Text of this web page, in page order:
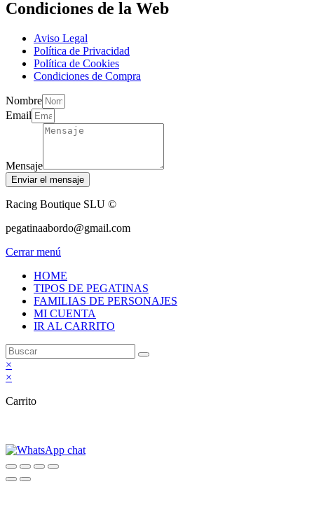
Condiciones de la Web
Aviso Legal
Política de Privacidad
Política de Cookies
Condiciones de Compra
Nombre
Email
Mensaje
Enviar el mensaje
Racing Boutique SLU ©
pegatinaabordo@gmail.com
Cerrar menú
HOME
TIPOS DE PEGATINAS
FAMILIAS DE PERSONAJES
MI CUENTA
IR AL CARRITO
×
×
Carrito